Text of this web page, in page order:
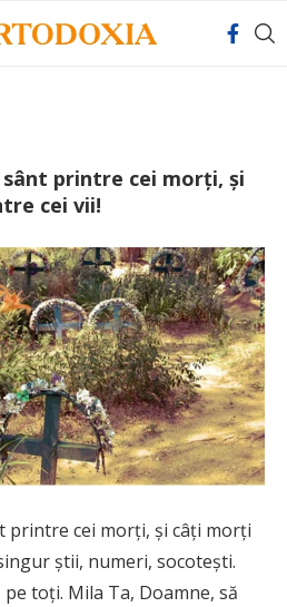
sânt printre cei morţi, şi
cei vii!
printre cei morţi, şi câţi morţi
ştii, numeri, socoteşti.
toţi. Mila Ta, Doamne, să